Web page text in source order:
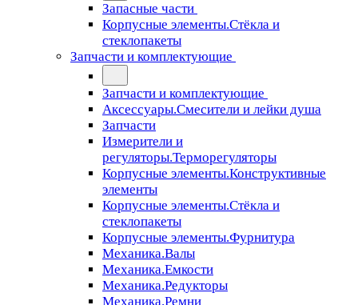
Запасные части
Корпусные элементы.Стёкла и
стеклопакеты
Запчасти и комплектующие
Запчасти и комплектующие
Аксессуары.Смесители и лейки душа
Запчасти
Измерители и
регуляторы.Терморегуляторы
Корпусные элементы.Конструктивные
элементы
Корпусные элементы.Стёкла и
стеклопакеты
Корпусные элементы.Фурнитура
Механика.Валы
Механика.Емкости
Механика.Редукторы
Механика.Ремни